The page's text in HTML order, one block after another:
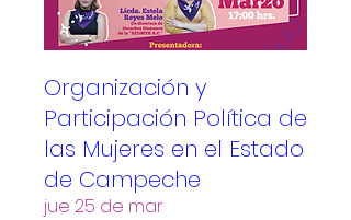
Organización y
Participación Política de
las Mujeres en el Estado
de Campeche
jue 25 de mar